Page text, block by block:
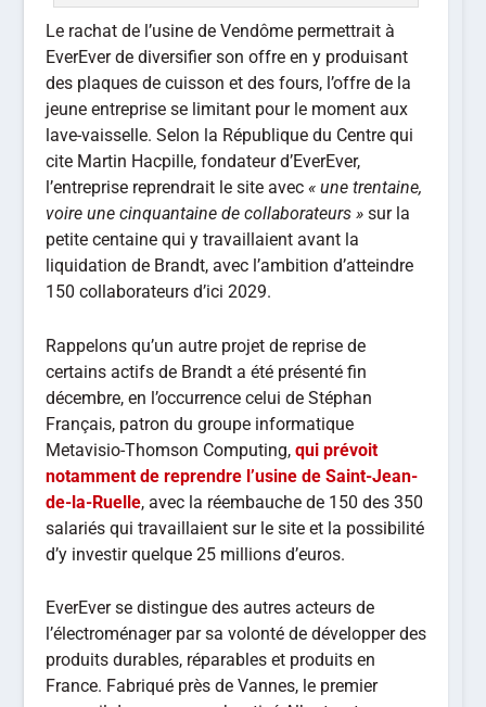
Le rachat de l’usine de Vendôme permettrait à
EverEver de diversifier son offre en y produisant
des plaques de cuisson et des fours, l’offre de la
jeune entreprise se limitant pour le moment aux
lave-vaisselle. Selon la République du Centre qui
cite Martin Hacpille, fondateur d’EverEver,
l’entreprise reprendrait le site avec« une trentaine,
voire une cinquantaine de collaborateurs » sur la
petite centaine qui y travaillaient avant la
liquidation de Brandt, avec l’ambition d’atteindre
150 collaborateurs d’ici 2029.
Rappelons qu’un autre projet de reprise de
certains actifs de Brandt a été présenté fin
décembre, en l’occurrence celui de Stéphan
Français, patron du groupe informatique
Metavisio-Thomson Computing,qui prévoit
notamment de reprendre l’usine de Saint-Jean-
de-la-Ruelle, avec la réembauche de 150 des 350
salariés qui travaillaient sur le site et la possibilité
d’y investir quelque 25 millions d’euros.
EverEver se distingue des autres acteurs de
l’électroménager par sa volonté de développer des
produits durables, réparables et produits en
France. Fabriqué près de Vannes, le premier